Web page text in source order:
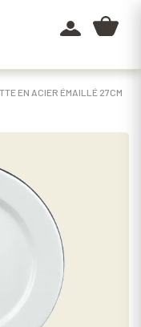
EN ACIER ÉMAILLÉ 27CM